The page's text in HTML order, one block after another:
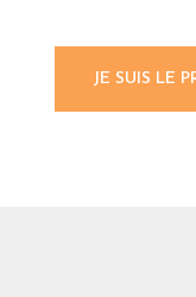
JE SUIS LE